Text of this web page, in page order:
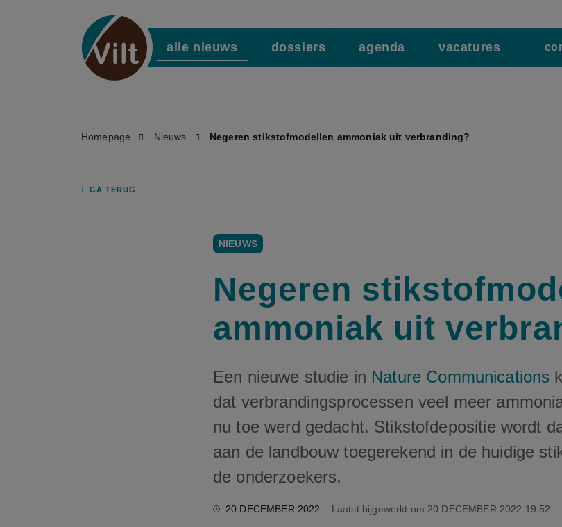
alle nieuws dossiers agenda vacatures
Homepage Nieuws Negeren stikstofmodellen ammoniak uit verbranding?
GA TERUG
NIEUWS
Negeren
ammoniak uit
Een nieuwe studie in Nature Communications
dat verbrandingsprocessen veel meer
nu toe werd gedacht. Stikstofdepositie wordt
aan de landbouw toegerekend in de huidige
de onderzoekers.
20 DECEMBER 2022 – Laatst bijgewerkt om 20 DECEMBER 2022 19:52